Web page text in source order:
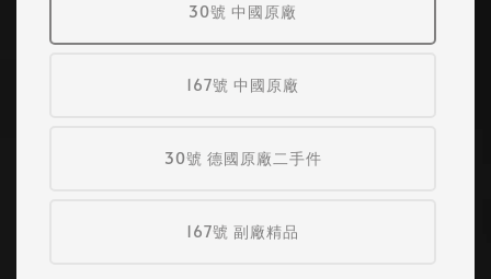
30號 中國原廠
167號 中國原廠
30號 德國原廠二手件
167號 副廠精品